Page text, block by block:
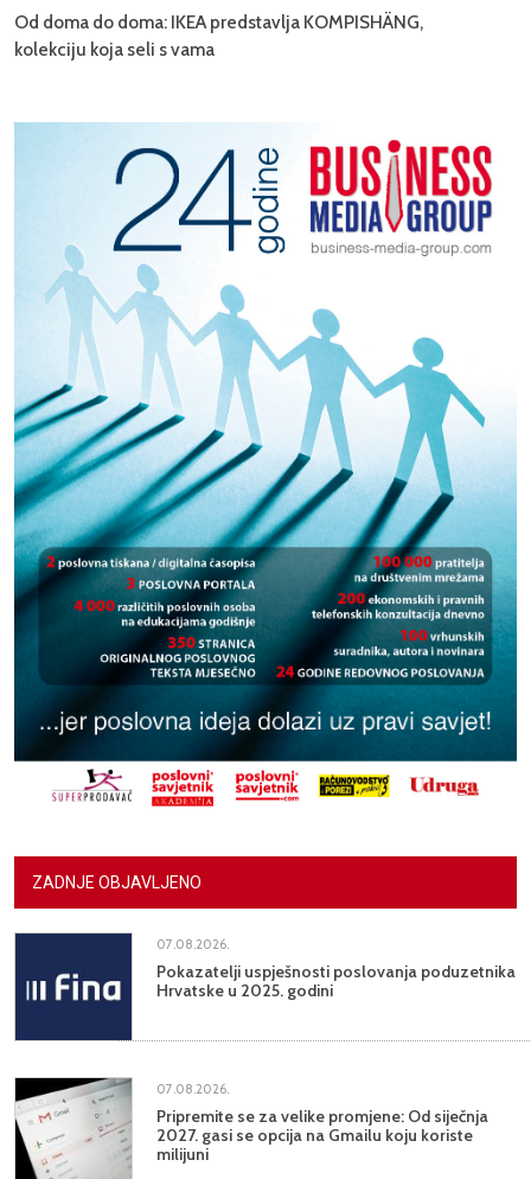
Od doma do doma: IKEA predstavlja KOMPISHÄNG,
kolekciju koja seli s vama
ZADNJE OBJAVLJENO
07.08.2026.
Pokazatelji uspješnosti poslovanja poduzetnika
Hrvatske u 2025. godini
07.08.2026.
Pripremite se za velike promjene: Od siječnja
2027. gasi se opcija na Gmailu koju koriste
milijuni